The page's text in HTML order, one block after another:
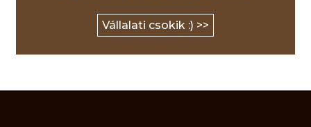
Vállalati csokik :) >>